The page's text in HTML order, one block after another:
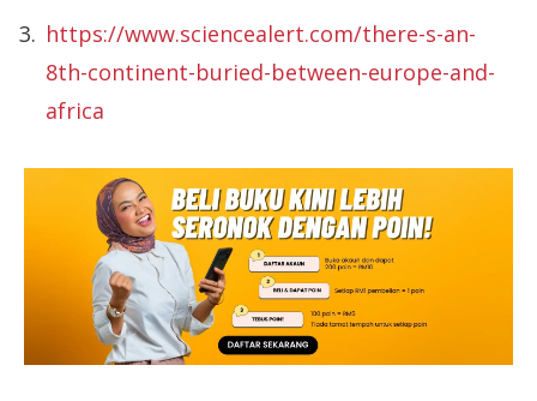
https://www.sciencealert.com/there-s-an-
8th-continent-buried-between-europe-and-
africa